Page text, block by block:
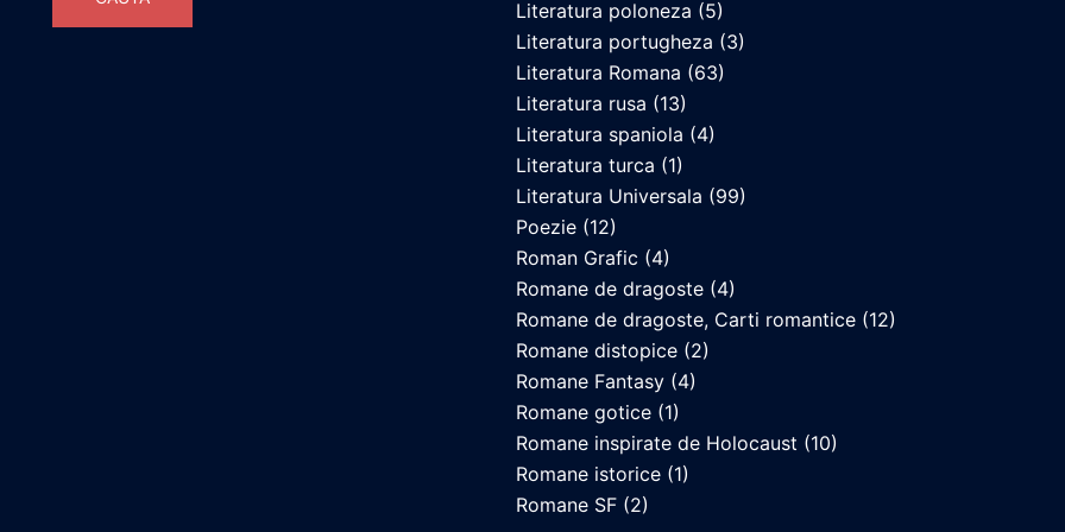
Literatura poloneza (5)
Literatura portugheza (3)
Literatura Romana (63)
Literatura rusa (13)
Literatura spaniola (4)
Literatura turca (1)
Literatura Universala (99)
Poezie (12)
Roman Grafic (4)
Romane de dragoste (4)
Romane de dragoste, Carti romantice (12)
Romane distopice (2)
Romane Fantasy (4)
Romane gotice (1)
Romane inspirate de Holocaust (10)
Romane istorice (1)
Romane SF (2)